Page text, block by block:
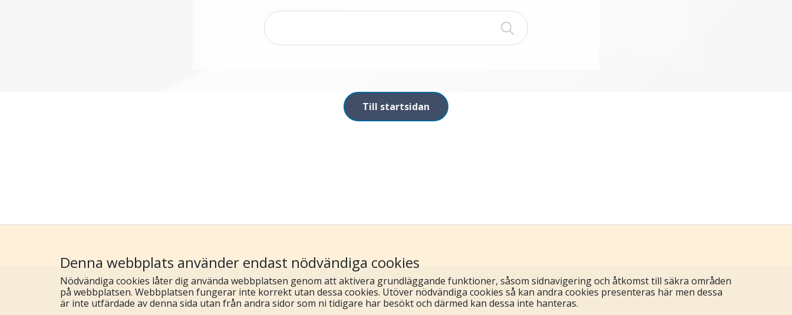
Till startsidan
Hantering av personuppgifter
Denna webbplats använder endast nödvändiga cookies
Nödvändiga cookies låter dig använda webbplatsen genom att aktivera grundläggande funktioner, såsom sidnavigering och åtkomst till säkra områden
på webbplatsen. Webbplatsen fungerar inte korrekt utan dessa cookies. Utöver nödvändiga cookies så kan andra cookies presenteras här men dessa
är inte utfärdade av denna sida utan från andra sidor som ni tidigare har besökt och därmed kan dessa inte hanteras.